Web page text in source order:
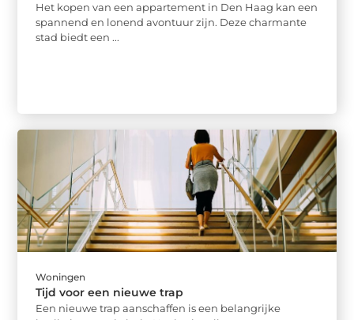
Het kopen van een appartement in Den Haag kan een
spannend en lonend avontuur zijn. Deze charmante
stad biedt een ...
Woningen
Tijd voor een nieuwe trap
Een nieuwe trap aanschaffen is een belangrijke